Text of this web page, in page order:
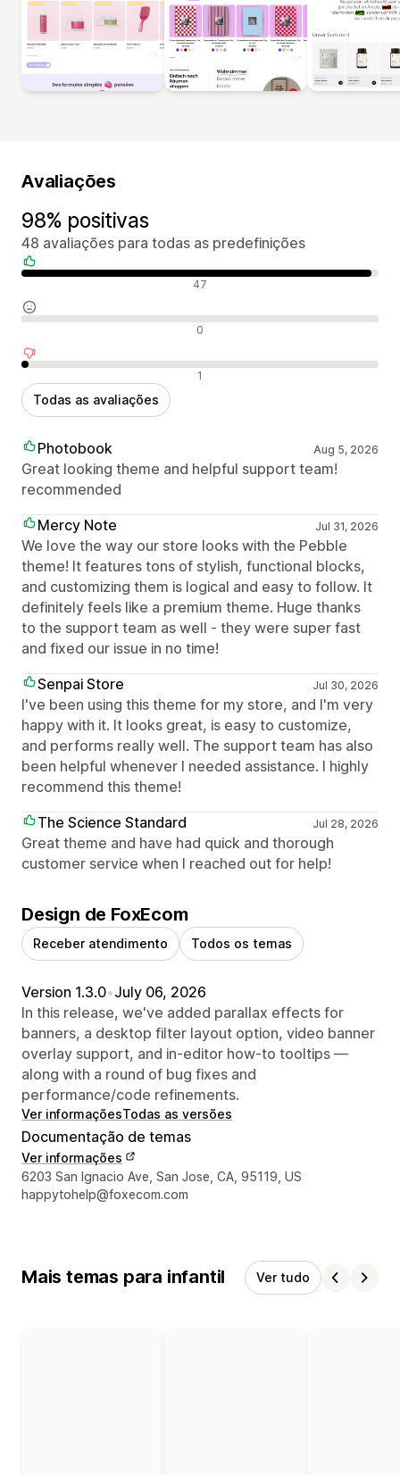
Avaliações
98% positivas
48 avaliações para todas as predefinições
Avaliações positivas 47
Avaliações neutras 0
Avaliações negativas 1
Todas as avaliações
Photobook Aug 5, 2026
Great looking theme and helpful support team!
recommended
Mercy Note
Jul 31, 2026
We love the way our store looks with the Pebble
theme! It features tons of stylish, functional blocks,
and customizing them is logical and easy to follow. It
definitely feels like a premium theme. Huge thanks
to the support team as well - they were super fast
and fixed our issue in no time!
Senpai Store
Jul 30, 2026
I've been using this theme for my store, and I'm very
happy with it. It looks great, is easy to customize,
and performs really well. The support team has also
been helpful whenever I needed assistance. I highly
recommend this theme!
The Science Standard
Jul 28, 2026
Great theme and have had quick and thorough
customer service when I reached out for help!
Design de FoxEcom
Receber atendimento Todos os temas
Version 1.3.0•July 06, 2026
In this release, we've added parallax effects for
banners, a desktop filter layout option, video banner
overlay support, and in-editor how-to tooltips —
along with a round of bug fixes and
performance/code refinements.
Ver informaçõesTodas as versões
Documentação de temas
Ver informações
Informações de contato do designer
6203 San Ignacio Ave, San Jose, CA, 95119, US
happytohelp@foxecom.com
Mais temas para infantil Ver tudo